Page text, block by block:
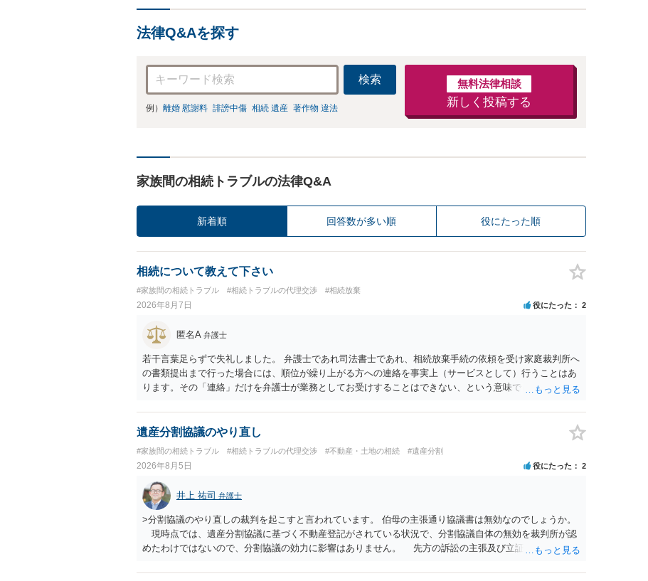
法律Q&Aを探す
検索
例） 離婚 慰謝料 誹謗中傷 相続 遺産 著作物 違法
無料法律相談
新しく投稿する
家族間の相続トラブルの法律Q&A
新着順 回答数が多い順 役にたった順
相続について教えて下さい
#家族間の相続トラブル #相続トラブルの代理交渉 #相続放棄
2026年8月7日 役にたった 2
匿名A 弁護士
若干言葉足らずで失礼しました。 弁護士であれ司法書士であれ、相続放棄手続の依頼を受け家庭裁判所へ
の書類提出まで行った場合には、順位が繰り上がる方への連絡を事実上（サービスとして）行うことはあ
ります。その「連絡」だけを弁護士が業務としてお受けすることはできない、という意味でした。
遺産分割協議のやり直し
#家族間の相続トラブル #相続トラブルの代理交渉 #不動産・土地の相続 #遺産分割
2026年8月5日 役にたった 2
井上 祐司 弁護士
>分割協議のやり直しの裁判を起こすと言われています。 伯母の主張通り協議書は無効なのでしょうか。
現時点では、遺産分割協議に基づく不動産登記がされている状況で、分割協議自体の無効を裁判所が認
めたわけではないので、分割協議の効力に影響はありません。 先方の訴訟の主張及び立証次第ですが、
りますが、 ・伯母様自身が分割協議に加わっていること ・御祖母様の意に反する遺産分割協議を行う実